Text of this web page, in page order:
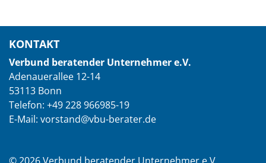
KONTAKT
Verbund beratender Unternehmer e.V.
Adenauerallee 12-14
53113 Bonn
Telefon: +49 228 966985-19
E-Mail: vorstand@vbu-berater.de